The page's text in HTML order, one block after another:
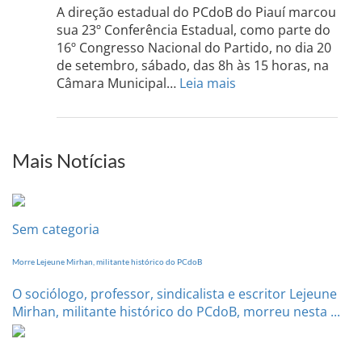
do
Sul
dia
A direção estadual do PCdoB do Piauí marcou
sua 23º Conferência Estadual, como parte do
16º Congresso Nacional do Partido, no dia 20
de setembro, sábado, das 8h às 15 horas, na
Câmara Municipal… Leia mais
PI
Mais Notícias
Sem categoria
Morre Lejeune Mirhan, militante histórico do PCdoB
O sociólogo, professor, sindicalista e escritor Lejeune
Mirhan, militante histórico do PCdoB, morreu nesta ...